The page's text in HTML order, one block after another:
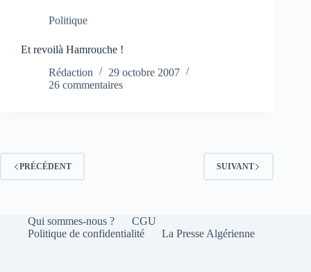
Politique
Et revoilà Hamrouche !
Rédaction
29 octobre 2007
26 commentaires
PRÉCÉDENT SUIVANT
Qui sommes-nous ?
CGU
Politique de confidentialité
La Presse Algérienne